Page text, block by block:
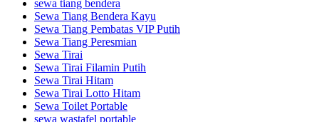
sewa tiang bendera
Sewa Tiang Bendera Kayu
Sewa Tiang Pembatas VIP Putih
Sewa Tiang Peresmian
Sewa Tirai
Sewa Tirai Filamin Putih
Sewa Tirai Hitam
Sewa Tirai Lotto Hitam
Sewa Toilet Portable
sewa wastafel portable